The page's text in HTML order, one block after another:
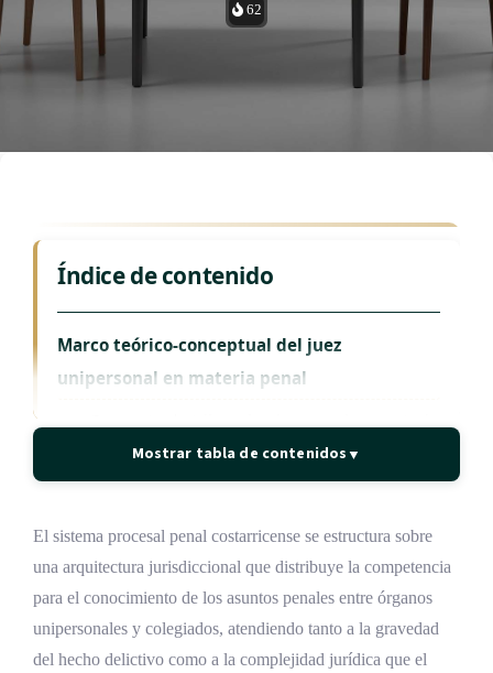
62
Índice de contenido
Marco teórico-conceptual del juez
unipersonal en materia penal
Dimensión estructural
Dimensión funcional
Dimensión garantista
Mostrar tabla de contenidos▼
El sistema procesal penal costarricense se estructura sobre
una arquitectura jurisdiccional que distribuye la competencia
para el conocimiento de los asuntos penales entre órganos
unipersonales y colegiados, atendiendo tanto a la gravedad
del hecho delictivo como a la complejidad jurídica que el